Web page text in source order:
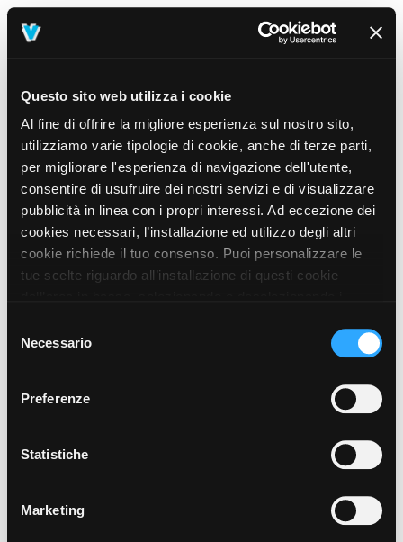
Questo sito web utilizza i cookie
Al fine di offrire la migliore esperienza sul nostro sito,
utilizziamo varie tipologie di cookie, anche di terze parti,
per migliorare l'esperienza di navigazione dell'utente,
consentire di usufruire dei nostri servizi e di visualizzare
pubblicità in linea con i propri interessi. Ad eccezione dei
cookies necessari, l’installazione ed utilizzo degli altri
cookie richiede il tuo consenso. Puoi personalizzare le
tue scelte riguardo all’installazione di questi cookie
prosegui” o decidere di accettare tutti i cookie, cliccando
sul pulsante “Accetta tutti i cookie”. Cliccando sul tasto
unicamente i cookie necessari alla navigazione. Per
funzionamento, puoi prendere visione dell’informativa
cliccando qui.
delNecessario
Preferenze
Statistiche
Marketing
404